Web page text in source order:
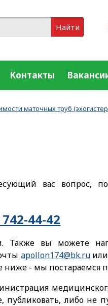
Найти
Контакты
маточных труб
вас вопрос,
44-42
Также вы можете
apollon174@bk.ruили
- мы постараемся
публиковать, либо не